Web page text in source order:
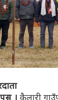
। कैलारी